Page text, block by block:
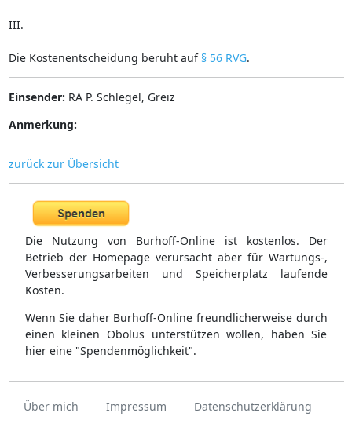
III.
Die Kostenentscheidung beruht auf § 56 RVG.
Einsender: RA P. Schlegel, Greiz
Anmerkung:
zurück zur Übersicht
Die Nutzung von Burhoff-Online ist kostenlos. Der
Betrieb der Homepage verursacht aber für Wartungs-,
Verbesserungsarbeiten und Speicherplatz laufende
Kosten.
Wenn Sie daher Burhoff-Online freundlicherweise durch
einen kleinen Obolus unterstützen wollen, haben Sie
hier eine "Spendenmöglichkeit".
Über mich Impressum Datenschutzerklärung